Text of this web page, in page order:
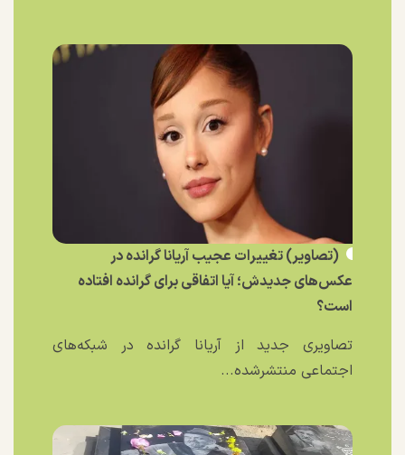
(تصاویر) تغییرات عجیب آریانا گرانده در
عکس‌های جدیدش؛ آیا اتفاقی برای گرانده افتاده
است؟
تصاویری جدید از آریانا گرانده در شبکه‌های
اجتماعی منتشرشده...